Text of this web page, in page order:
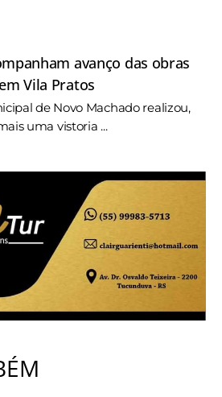
avanço das obras
Vila Pratos
de Novo Machado realizou,
uma vistoria ...